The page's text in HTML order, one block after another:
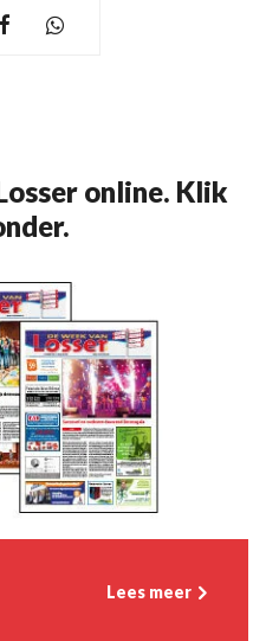
online. Klik
Lees meer